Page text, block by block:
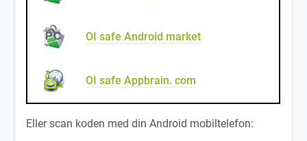
OI safe Android market
OI safe Appbrain. com
Eller scan koden med din Android mobiltelefon: